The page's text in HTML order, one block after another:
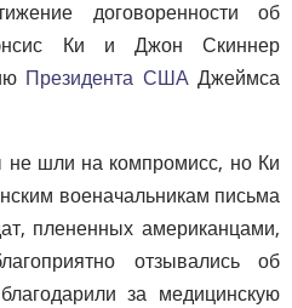
договоренности об
Ки и Джон Скиннер
Президента СШАДжеймса
не шли на компромисс, но Ки
военачальникам письма
плененных американцами,
отзывались об
за медицинскую